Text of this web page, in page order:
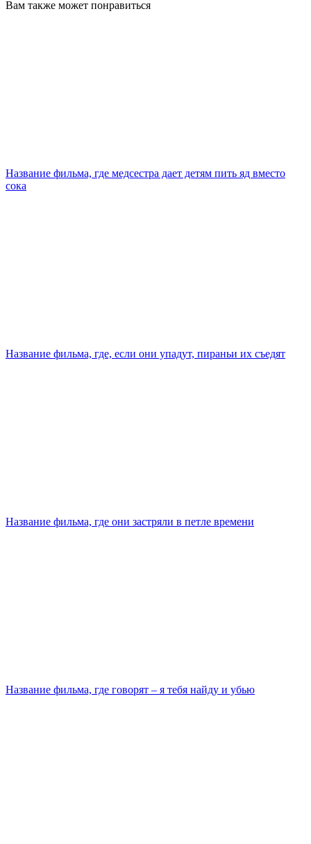
Вам также может понравиться
Название фильма, где медсестра дает детям пить яд вместо
сока
Название фильма, где, если они упадут, пираньи их съедят
Название фильма, где они застряли в петле времени
Название фильма, где говорят – я тебя найду и убью